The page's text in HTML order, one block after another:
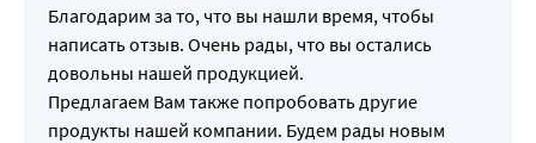
Благодарим за то, что вы нашли время, чтобы
написать отзыв. Очень рады, что вы остались
довольны нашей продукцией.
Предлагаем Вам также попробовать другие
продукты нашей компании. Будем рады новым